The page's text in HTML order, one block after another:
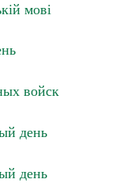
мові
войск
день
день